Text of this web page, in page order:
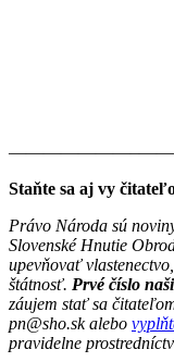
———————–——
Staňte sa aj vy
Právo Národa sú
Slovenské Hnutie
upevňovať
štátnosť. Prvé číslo
záujem stať sa
pn@sho.sk alebo
pravidelne